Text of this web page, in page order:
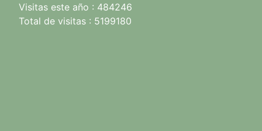
Visitas este año : 484246
Total de visitas : 5199180